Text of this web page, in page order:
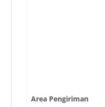
Area Pengiriman